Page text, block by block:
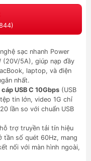
sạc nhanh Power
(20V/5A), giúp nạp đầy
laptop, và điện
nhất.
cáp USB C 10Gbps (USB
tin lớn, video 1G chỉ
lần so với chuẩn USB
trợ truyền tải tín hiệu
tần số quét 60Hz, mang
nối với màn hình ngoài,